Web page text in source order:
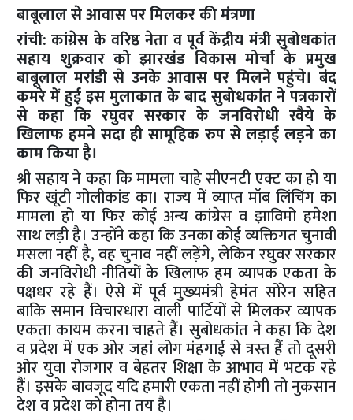
बाबूलाल से आवास पर मिलकर की मंत्रणा
रांची: कांग्रेस के वरिष्ठ नेता व पूर्व केंद्रीय मंत्री सुबोधकांत
सहाय शुक्रवार को झारखंड विकास मोर्चा के प्रमुख
बाबूलाल मरांडी से उनके आवास पर मिलने पहुंचे। बंद
कमरे में हुई इस मुलाकात के बाद सुबोधकांत ने पत्रकारों
से कहा कि रघुवर सरकार के जनविरोधी रवैये के
खिलाफ हमने सदा ही सामूहिक रुप से लड़ाई लड़ने का
काम किया है।
श्री सहाय ने कहा कि मामला चाहे सीएनटी एक्ट का हो या
फिर खूंटी गोलीकांड का। राज्य में व्याप्त मॉब लिंचिंग का
मामला हो या फिर कोई अन्य कांग्रेस व झाविमो हमेशा
साथ लड़ी है। उन्होंने कहा कि उनका कोई व्यक्तिगत चुनावी
मसला नहीं है, वह चुनाव नहीं लड़ेंगे, लेकिन रघुवर सरकार
की जनविरोधी नीतियों के खिलाफ हम व्यापक एकता के
पक्षधर रहे हैं। ऐसे में पूर्व मुख्यमंत्री हेमंत सोरेन सहित
बाकि समान विचारधारा वाली पार्टियों से मिलकर व्यापक
एकता कायम करना चाहते हैं। सुबोधकांत ने कहा कि देश
व प्रदेश में एक ओर जहां लोग मंहगाई से त्रस्त हैं तो दूसरी
ओर युवा रोजगार व बेहतर शिक्षा के आभाव में भटक रहे
हैं। इसके बावजूद यदि हमारी एकता नहीं होगी तो नुकसान
देश व प्रदेश को होना तय है।